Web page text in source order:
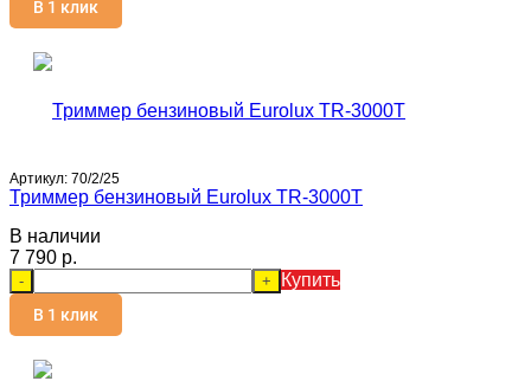
В 1 клик
Артикул: 70/2/25
Триммер бензиновый Eurolux TR-3000T
В наличии
7 790 p.
- + Купить
В 1 клик